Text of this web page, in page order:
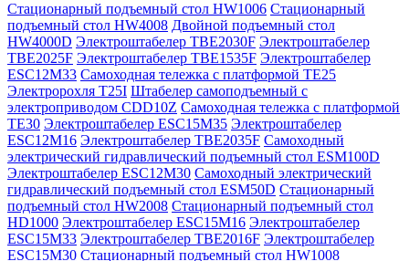
Стационарный подъемный стол HW1006 Стационарный
подъемный стол HW4008 Двойной подъемный стол
HW4000D Электроштабелер TBE2030F Электроштабелер
TBE2025F Электроштабелер TBE1535F Электроштабелер
ESC12M33 Самоходная тележка с платформой TE25
Электророхля T25I Штабелер самоподъемный с
электроприводом CDD10Z Самоходная тележка с платформой
TE30 Электроштабелер ESC15M35 Электроштабелер
ESC12M16 Электроштабелер TBE2035F Самоходный
электрический гидравлический подъемный стол ESM100D
Электроштабелер ESC12M30 Самоходный электрический
гидравлический подъемный стол ESM50D Стационарный
подъемный стол HW2008 Стационарный подъемный стол
HD1000 Электроштабелер ESC15M16 Электроштабелер
ESC15M33 Электроштабелер TBE2016F Электроштабелер
ESC15M30 Стационарный подъемный стол HW1008